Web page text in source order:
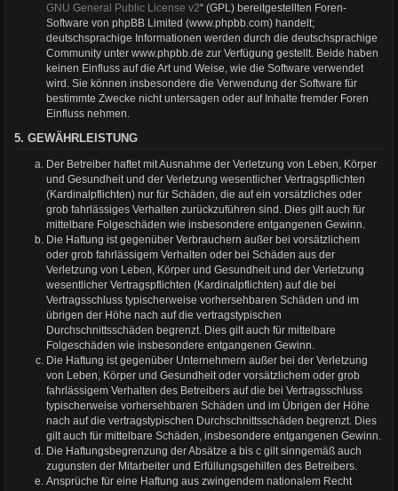
GNU General Public License v2“ (GPL) bereitgestellten Foren-
Software von phpBB Limited (www.phpbb.com) handelt;
deutschsprachige Informationen werden durch die deutschsprachige
Community unter www.phpbb.de zur Verfügung gestellt. Beide haben
keinen Einfluss auf die Art und Weise, wie die Software verwendet
wird. Sie können insbesondere die Verwendung der Software für
bestimmte Zwecke nicht untersagen oder auf Inhalte fremder Foren
Einfluss nehmen.
5. GEWÄHRLEISTUNG
Der Betreiber haftet mit Ausnahme der Verletzung von Leben, Körper
und Gesundheit und der Verletzung wesentlicher Vertragspflichten
(Kardinalpflichten) nur für Schäden, die auf ein vorsätzliches oder
grob fahrlässiges Verhalten zurückzuführen sind. Dies gilt auch für
mittelbare Folgeschäden wie insbesondere entgangenen Gewinn.
Die Haftung ist gegenüber Verbrauchern außer bei vorsätzlichem
oder grob fahrlässigem Verhalten oder bei Schäden aus der
Verletzung von Leben, Körper und Gesundheit und der Verletzung
wesentlicher Vertragspflichten (Kardinalpflichten) auf die bei
Vertragsschluss typischerweise vorhersehbaren Schäden und im
übrigen der Höhe nach auf die vertragstypischen
Durchschnittsschäden begrenzt. Dies gilt auch für mittelbare
Folgeschäden wie insbesondere entgangenen Gewinn.
Die Haftung ist gegenüber Unternehmern außer bei der Verletzung
von Leben, Körper und Gesundheit oder vorsätzlichem oder grob
fahrlässigem Verhalten des Betreibers auf die bei Vertragsschluss
typischerweise vorhersehbaren Schäden und im Übrigen der Höhe
nach auf die vertragstypischen Durchschnittsschäden begrenzt. Dies
gilt auch für mittelbare Schäden, insbesondere entgangenen Gewinn.
Die Haftungsbegrenzung der Absätze a bis c gilt sinngemäß auch
zugunsten der Mitarbeiter und Erfüllungsgehilfen des Betreibers.
Ansprüche für eine Haftung aus zwingendem nationalem Recht